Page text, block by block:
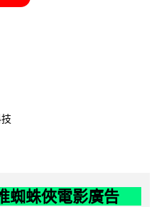
蜘蛛俠電影廣告